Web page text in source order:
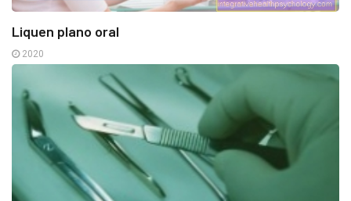
Liquen plano oral
2020